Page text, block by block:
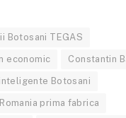
Botosani TEGAS
economic Constantin
Botosani
prima fabrica